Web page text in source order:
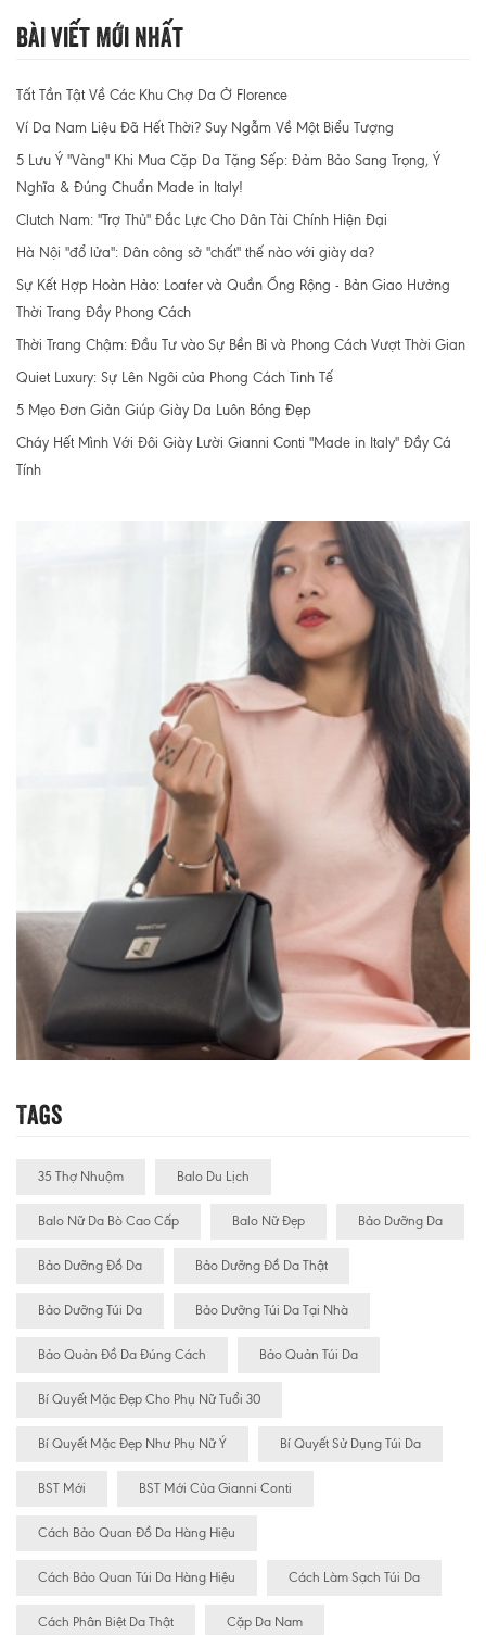
Bài Viết Mới Nhất
Tất Tần Tật Về Các Khu Chợ Da Ở Florence
Ví Da Nam Liệu Đã Hết Thời? Suy Ngẫm Về Một Biểu Tượng
5 Lưu Ý "Vàng" Khi Mua Cặp Da Tặng Sếp: Đảm Bảo Sang Trọng, Ý
Nghĩa & Đúng Chuẩn Made in Italy!
Clutch Nam: "Trợ Thủ" Đắc Lực Cho Dân Tài Chính Hiện Đại
Hà Nội "đổ lửa": Dân công sở "chất" thế nào với giày da?
Sự Kết Hợp Hoàn Hảo: Loafer và Quần Ống Rộng - Bản Giao Hưởng
Thời Trang Đầy Phong Cách
Thời Trang Chậm: Đầu Tư vào Sự Bền Bỉ và Phong Cách Vượt Thời Gian
Quiet Luxury: Sự Lên Ngôi của Phong Cách Tinh Tế
5 Mẹo Đơn Giản Giúp Giày Da Luôn Bóng Đẹp
Cháy Hết Mình Với Đôi Giày Lười Gianni Conti "Made in Italy" Đầy Cá
Tính
Tags
35 Thợ Nhuộm Balo Du Lịch
Balo Nữ Da Bò Cao Cấp Balo Nữ Đẹp Bảo Dưỡng Da
Bảo Dưỡng Đồ Da Bảo Dưỡng Đồ Da Thật
Bảo Dưỡng Túi Da Bảo Dưỡng Túi Da Tại Nhà
Bảo Quản Đồ Da Đúng Cách Bảo Quản Túi Da
Bí Quyết Mặc Đẹp Cho Phụ Nữ Tuổi 30
Bí Quyết Mặc Đẹp Như Phụ Nữ Ý Bí Quyết Sử Dụng Túi Da
BST Mới BST Mới Của Gianni Conti
Cách Bảo Quan Đồ Da Hàng Hiệu
Cách Bảo Quan Túi Da Hàng Hiệu Cách Làm Sạch Túi Da
Cách Phân Biệt Da Thật Cặp Da Nam